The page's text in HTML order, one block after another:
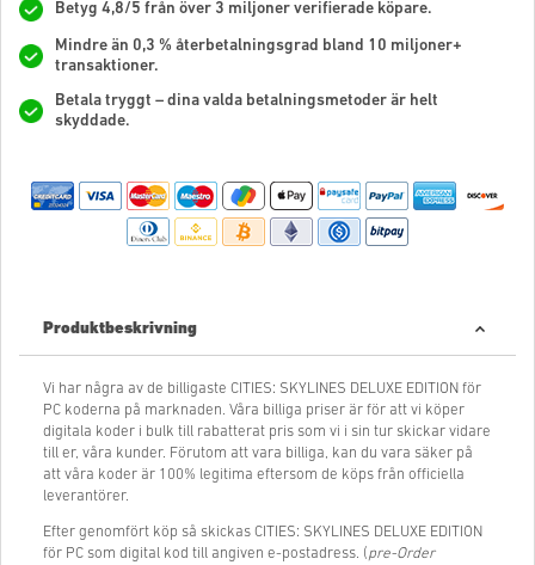
Betyg 4,8/5 från över 3 miljoner verifierade köpare.
Mindre än 0,3 % återbetalningsgrad bland 10 miljoner+
transaktioner.
Betala tryggt – dina valda betalningsmetoder är helt
skyddade.
Produktbeskrivning
Vi har några av de billigaste CITIES: SKYLINES DELUXE EDITION för
PC koderna på marknaden. Våra billiga priser är för att vi köper
digitala koder i bulk till rabatterat pris som vi i sin tur skickar vidare
till er, våra kunder. Förutom att vara billiga, kan du vara säker på
att våra koder är 100% legitima eftersom de köps från officiella
leverantörer.
Efter genomfört köp så skickas CITIES: SKYLINES DELUXE EDITION
för PC som digital kod till angiven e-postadress. (pre-Order